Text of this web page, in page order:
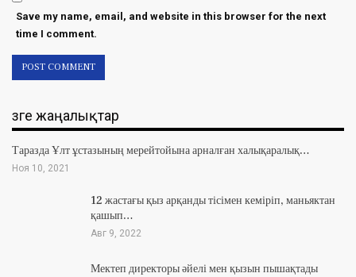
Save my name, email, and website in this browser for the next
time I comment.
Өзге жаңалықтар
Таразда Ұлт ұстазының мерейтойына арналған халықаралық…
Ноя 10, 2021
12 жастағы қыз арқанды тісімен кеміріп, маньяктан
қашып…
Авг 9, 2022
Мектеп директоры әйелі мен қызын пышақтады